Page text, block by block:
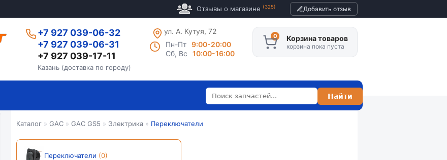
Отзывы о магазине (325) Добавить отзыв
+7 927 039-06-32
+7 927 039-06-31
+7 927 039-17-11
Казань (доставка по городу)
ул. А. Кутуя, 72
Пн-Пт
9:00-20:00
Сб, Вс
10:00-16:00
Корзина товаров
корзина пока пуста
Каталог » GAC » GAC GS5 » Электрика » Переключатели
Переключатели (0)